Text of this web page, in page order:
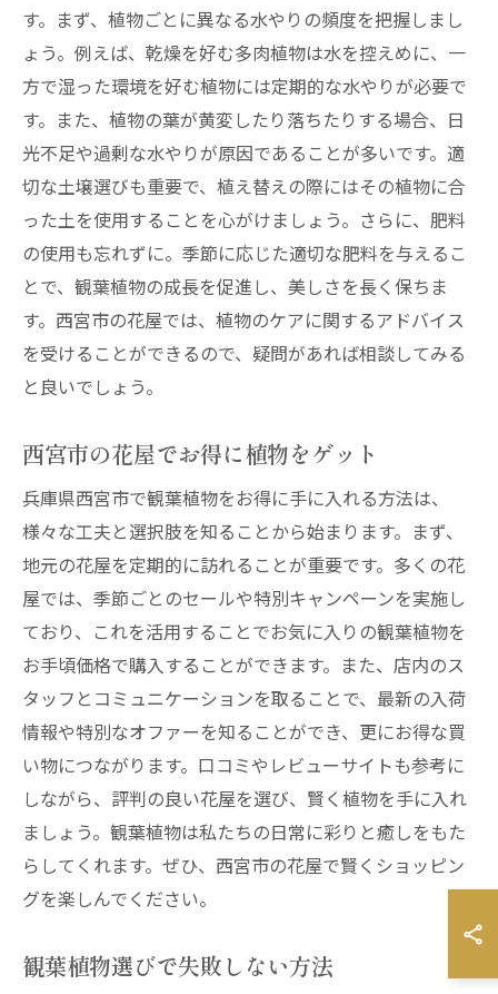
す。まず、植物ごとに異なる水やりの頻度を把握しまし
ょう。例えば、乾燥を好む多肉植物は水を控えめに、一
方で湿った環境を好む植物には定期的な水やりが必要で
す。また、植物の葉が黄変したり落ちたりする場合、日
光不足や過剰な水やりが原因であることが多いです。適
切な土壌選びも重要で、植え替えの際にはその植物に合
った土を使用することを心がけましょう。さらに、肥料
の使用も忘れずに。季節に応じた適切な肥料を与えるこ
とで、観葉植物の成長を促進し、美しさを長く保ちま
す。西宮市の花屋では、植物のケアに関するアドバイス
を受けることができるので、疑問があれば相談してみる
と良いでしょう。
西宮市の花屋でお得に植物をゲット
兵庫県西宮市で観葉植物をお得に手に入れる方法は、
様々な工夫と選択肢を知ることから始まります。まず、
地元の花屋を定期的に訪れることが重要です。多くの花
屋では、季節ごとのセールや特別キャンペーンを実施し
ており、これを活用することでお気に入りの観葉植物を
お手頃価格で購入することができます。また、店内のス
タッフとコミュニケーションを取ることで、最新の入荷
情報や特別なオファーを知ることができ、更にお得な買
い物につながります。口コミやレビューサイトも参考に
しながら、評判の良い花屋を選び、賢く植物を手に入れ
ましょう。観葉植物は私たちの日常に彩りと癒しをもた
らしてくれます。ぜひ、西宮市の花屋で賢くショッピン
グを楽しんでください。
観葉植物選びで失敗しない方法